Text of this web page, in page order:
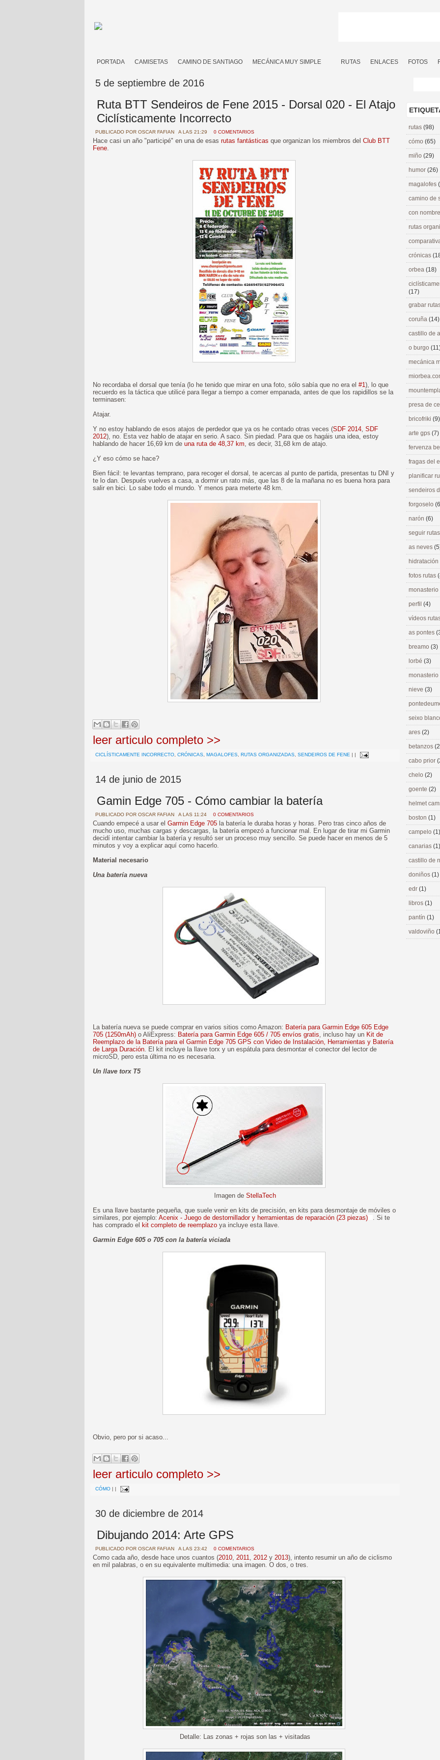
PORTADA CAMISETAS CAMINO DE SANTIAGO MECÁNICA MUY SIMPLE RUTAS ENLACES FOTOS
5 de septiembre de 2016
Ruta BTT Sendeiros de Fene 2015 - Dorsal 020 - El Atajo
Ciclísticamente Incorrecto
PUBLICADO POR OSCAR FAFIAN A LAS 21:29 0 COMENTARIOS
Hace casi un año "participé" en una de esas rutas fantásticas que organizan los miembros del Club BTT
Fene.
No recordaba el dorsal que tenía (lo he tenido que mirar en una foto, sólo sabía que no era el #1), lo que
recuerdo es la táctica que utilicé para llegar a tiempo a comer empanada, antes de que los rapidillos se la
terminasen:
Atajar.
Y no estoy hablando de esos atajos de perdedor que ya os he contado otras veces (SDF 2014, SDF
2012), no. Esta vez hablo de atajar en serio. A saco. Sin piedad. Para que os hagáis una idea, estoy
hablando de hacer 16,69 km de una ruta de 48,37 km, es decir, 31,68 km de atajo.
¿Y eso cómo se hace?
Bien fácil: te levantas temprano, para recoger el dorsal, te acercas al punto de partida, presentas tu DNI y
te lo dan. Después vuelves a casa, a dormir un rato más, que las 8 de la mañana no es buena hora para
salir en bici. Lo sabe todo el mundo. Y menos para meterte 48 km.
leer articulo completo >>
CICLÍSTICAMENTE INCORRECTO CRÓNICAS MAGALOFES RUTAS ORGANIZADAS SENDEIROS DE FENE | |
14 de junio de 2015
Gamin Edge 705 - Cómo cambiar la batería
PUBLICADO POR OSCAR FAFIAN A LAS 11:24 0 COMENTARIOS
Cuando empecé a usar el Garmin Edge 705 la batería le duraba horas y horas. Pero tras cinco años de
mucho uso, muchas cargas y descargas, la batería empezó a funcionar mal. En lugar de tirar mi Garmin
decidí intentar cambiar la batería y resultó ser un proceso muy sencillo. Se puede hacer en menos de 5
minutos y voy a explicar aquí como hacerlo.
Material necesario
Una batería nueva
La batería nueva se puede comprar en varios sitios como Amazon: Batería para Garmin Edge 605 Edge
705 (1250mAh) o AliExpress: Batería para Garmin Edge 605 / 705 envíos gratis , incluso hay un Kit de
Reemplazo de la Batería para el Garmin Edge 705 GPS con Video de Instalación, Herramientas y Batería
de Larga Duración . El kit incluye la llave torx y un espátula para desmontar el conector del lector de
microSD, pero esta última no es necesaria.
Un llave torx T5
Imagen de StellaTech
Es una llave bastante pequeña, que suele venir en kits de precisión, en kits para desmontaje de móviles o
similares, por ejemplo: Acenix - Juego de destornillador y herramientas de reparación (23 piezas)
. Si te
has comprado el kit completo de reemplazo ya incluye esta llave.
Garmin Edge 605 o 705 con la batería viciada
Obvio, pero por si acaso...
leer articulo completo >>
CÓMO | |
30 de diciembre de 2014
Dibujando 2014: Arte GPS
PUBLICADO POR OSCAR FAFIAN A LAS 23:42 0 COMENTARIOS
Como cada año, desde hace unos cuantos (2010, 2011, 2012 y 2013), intento resumir un año de ciclismo
en mil palabras, o en su equivalente multimedia: una imagen. O dos, o tres.
Detalle: Las zonas + rojas son las + visitadas
rutas (98)
cómo (65)
miño (29)
humor (26)
magalofes
camino de
con
rutas
crónicas
orbea (18)
(17)
grabar
coruña (14)
castillo de
o burgo
mecánica
presa de
bricofriki (9)
arte gps (7)
fervenza
fragas del
planificar
sendeiros
forgoselo
narón (6)
seguir
as neves
hidratación
fotos rutas
perfil (4)
vídeos
as pontes
breamo (3)
lorbé (3)
nieve (3)
seixo
ares (2)
betanzos
cabo prior
chelo (2)
goente (2)
helmet
boston (1)
campelo (1)
canarias (1)
castillo de
doniños (1)
edr (1)
libros (1)
pantín (1)
valdoviño